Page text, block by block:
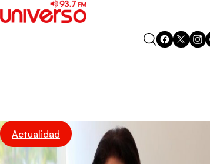
Podcasts
Actualidad